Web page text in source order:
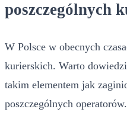
poszczególnych
W Polsce w obecnych
kurierskich. Warto
takim elementem jak
poszczególnych operatorów.